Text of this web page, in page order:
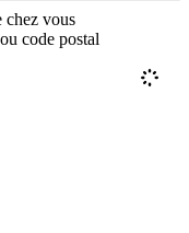
chez vous
code postal